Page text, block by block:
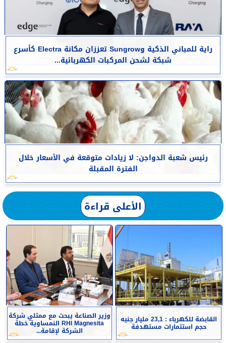
راية للمباني الذكية وSungrow تعززان مكانة Electra كأسرع
شبكة لشحن المركبات الكهربائية...
رئيس شعبة الدواجن: لا زيادات متوقعة في الأسعار خلال
الفترة المقبلة
الأعلى قراءة
القابضة للكهرباء : 23,1 مليار جنيه
حجم استثمارات مستهدفة
وزير الصناعة يبحث مع ممثلي شركة
RHI Magnesita النمساوية خطة
الشركة لإقامة...